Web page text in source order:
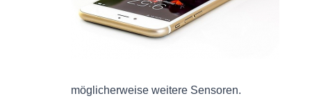
möglicherweise weitere Sensoren.